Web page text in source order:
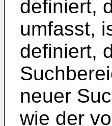
definiert,
umfasst,
definiert,
neuer
wie der